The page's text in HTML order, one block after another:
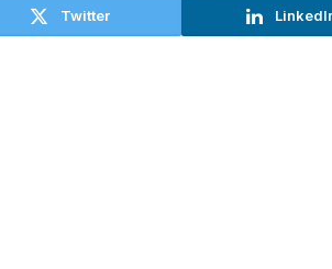
Twitter